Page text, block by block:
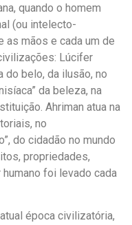
quando o homem
(ou intelecto-
as mãos e cada um de
Lúcifer
do belo, da ilusão, no
da beleza, na
Ahriman atua na
no
do cidadão no mundo
propriedades,
foi levado cada
época civilizatória,